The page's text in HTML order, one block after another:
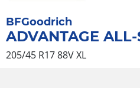
BFGoodrich
ADVANTAGE ALL-
205/45 R17 88VXL